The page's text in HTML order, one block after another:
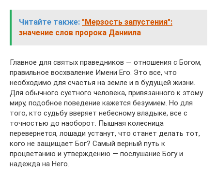
Читайте также: "Мерзость запустения":
значение слов пророка Даниила
Главное для святых праведников — отношения с Богом,
правильное восхваление Имени Его. Это все, что
необходимо для счастья на земле и в будущей жизни.
Для обычного суетного человека, привязанного к этому
миру, подобное поведение кажется безумием. Но для
того, кто судьбу вверяет небесному владыке, все с
точностью до наоборот. Пышная колесница
перевернется, лошади устанут, что станет делать тот,
кого не защищает Бог? Самый верный путь к
процветанию и утверждению — послушание Богу и
надежда на Него.